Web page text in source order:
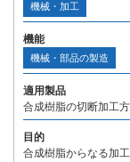
機械・加工
機能
機械・部品の製造
適用製品
合成樹脂の切断加工
目的
合成樹脂からなる加